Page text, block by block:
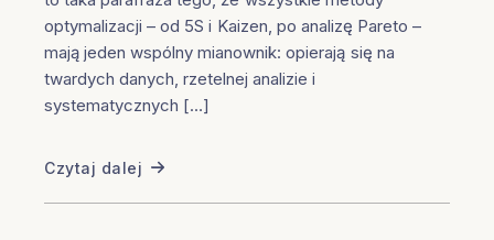
optymalizacji – od 5S i Kaizen, po analizę Pareto –
mają jeden wspólny mianownik: opierają się na
twardych danych, rzetelnej analizie i
systematycznych […]
Czytaj dalej